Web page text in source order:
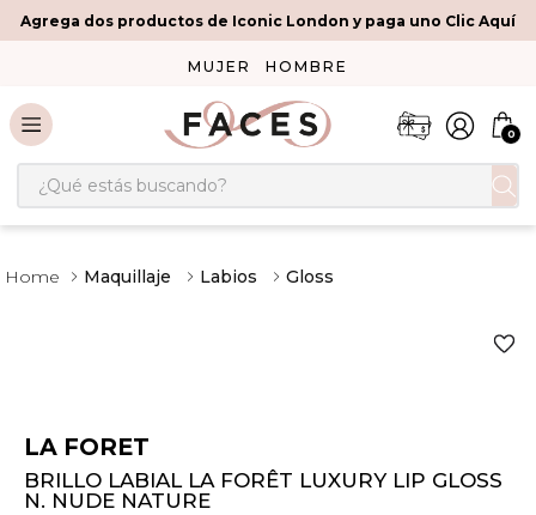
Agrega dos productos de Iconic London y paga uno Clic Aquí
MUJER HOMBRE
0
¿Qué estás buscando?
Maquillaje Labios Gloss
LA FORET
BRILLO LABIAL LA FORÊT LUXURY LIP GLOSS
N. NUDE NATURE